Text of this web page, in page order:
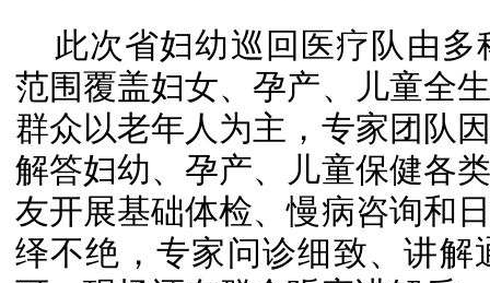
此次省妇幼巡回医疗队由
范围覆盖妇女、孕产、儿童全
群众以老年人为主，专家团队
解答妇幼、孕产、儿童保健各
友开展基础体检、慢病咨询和
绎不绝，专家问诊细致、讲